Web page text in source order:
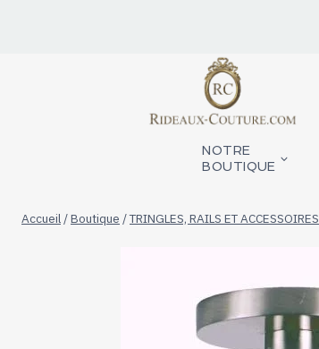
NOTRE
BOUTIQUE
Accueil /Boutique /TRINGLES, RAILS ET ACCESSOIRES